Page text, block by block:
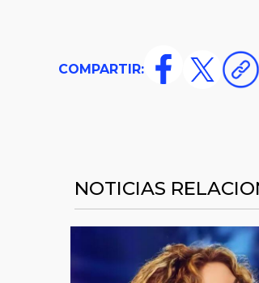
COMPARTIR:
NOTICIAS